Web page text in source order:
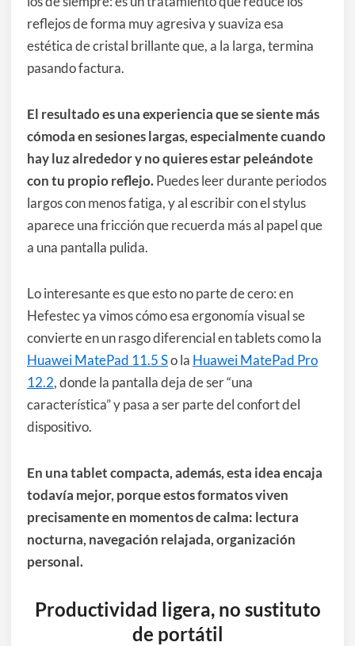
reflejos de forma muy agresiva y suaviza esa
estética de cristal brillante que, a la larga, termina
pasando factura.
El resultado es una experiencia que se siente más
cómoda en sesiones largas, especialmente cuando
hay luz alrededor y no quieres estar peleándote
con tu propio reflejo.Puedes leer durante periodos
largos con menos fatiga, y al escribir con el stylus
aparece una fricción que recuerda más al papel que
a una pantalla pulida.
Lo interesante es que esto no parte de cero: en
Hefestec ya vimos cómo esa ergonomía visual se
convierte en un rasgo diferencial en tablets como la
Huawei MatePad 11.5 So la Huawei MatePad Pro
12.2, donde la pantalla deja de ser “una
característica” y pasa a ser parte del confort del
dispositivo.
En una tablet compacta, además, esta idea encaja
todavía mejor, porque estos formatos viven
precisamente en momentos de calma: lectura
nocturna, navegación relajada, organización
personal.
Productividad ligera, no sustituto
de portátil